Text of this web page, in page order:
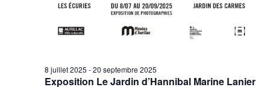
Exposition Le Jardin d’Hannibal Marine Lanier
8 juillet 2025 -20 septembre 2025